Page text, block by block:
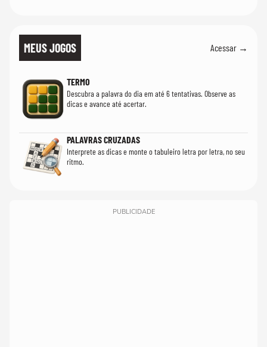
MEUS JOGOS Acessar →
TERMO
Descubra a palavra do dia em até 6 tentativas. Observe as
dicas e avance até acertar.
PALAVRAS CRUZADAS
Interprete as dicas e monte o tabuleiro letra por letra, no seu
ritmo.
PUBLICIDADE